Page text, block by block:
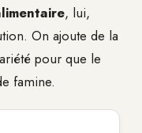
, lui,
On ajoute de la
pour que le
famine.